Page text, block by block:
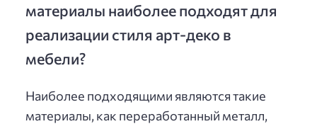
материалы наиболее подходят для
реализации стиля арт-деко в
мебели?
Наиболее подходящими являются такие
материалы, как переработанный металл,